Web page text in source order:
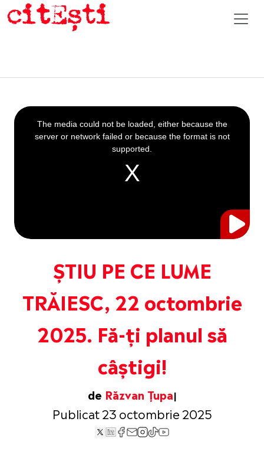
ȘTIU PE CE LUME
TRĂIESC, 22 octombrie
2025. Fă-ți planul să
câștigi!
de Răzvan Țupa
Publicat 23 octombrie 2025
This
is
a
The media could not be loaded, either because the
server or network failed or because the format is not
supported.